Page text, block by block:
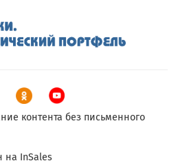
контента без письменного
на InSales